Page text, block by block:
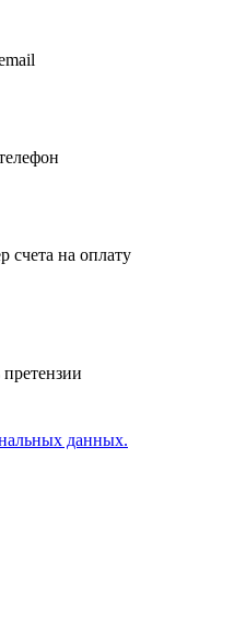
счета на оплату
данных.